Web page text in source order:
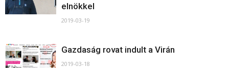
elnökkel
2019-03-19
Gazdaság rovat indult a Virán
2019-03-18